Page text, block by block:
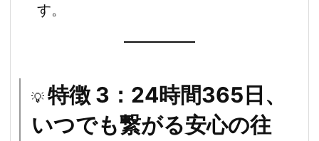
す。
💡特徴 3：24時間365日、
いつでも繋がる安心の往